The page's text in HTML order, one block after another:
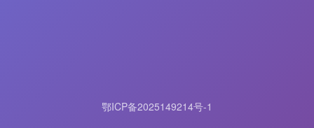
鄂ICP备2025149214号-1